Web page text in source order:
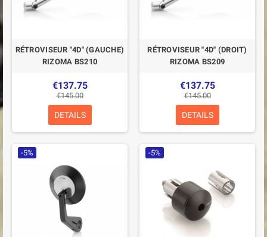
RÉTROVISEUR "4D" (GAUCHE)
RIZOMA BS210
€137.75
€145.00
DETAILS
RÉTROVISEUR "4D" (DROIT)
RIZOMA BS209
€137.75
€145.00
DETAILS
-5% -5%